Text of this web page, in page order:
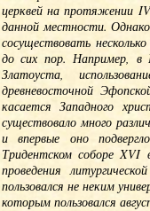
церквей на протяжении
данной местности.
сосуществовать
до сих пор. Например, в
Златоуста,
древневосточной
касается Западного
существовало много
и впервые оно
Тридентском соборе XVI
проведения
пользовался не неким
которым пользовался